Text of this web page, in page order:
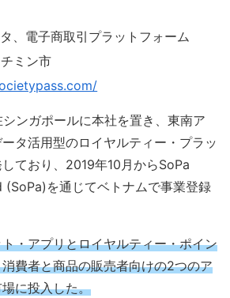
、電子商取引プラットフォーム
ミン市
ンガポールに本社を置き、東南ア
タ活用型のロイヤルティー・プラッ
ており、2019年10月からSoPa
を通じてベトナムで事業登録
・アプリとロイヤルティー・ポイン
費者と商品の販売者向けの2つのア
に投入した。